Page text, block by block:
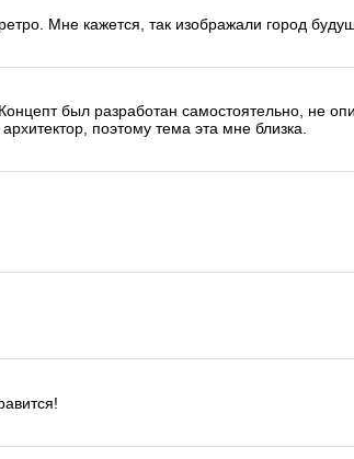
Мне кажется, так изображали город
был разработан самостоятельно, не
поэтому тема эта мне близка.